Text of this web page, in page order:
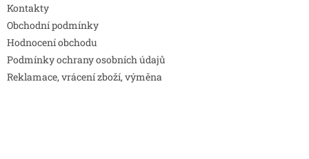
Kontakty
Obchodní podmínky
Hodnocení obchodu
Podmínky ochrany osobních údajů
Reklamace, vrácení zboží, výměna